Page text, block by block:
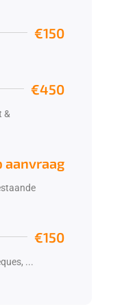
€150
€450
&
aanvraag
€150
...